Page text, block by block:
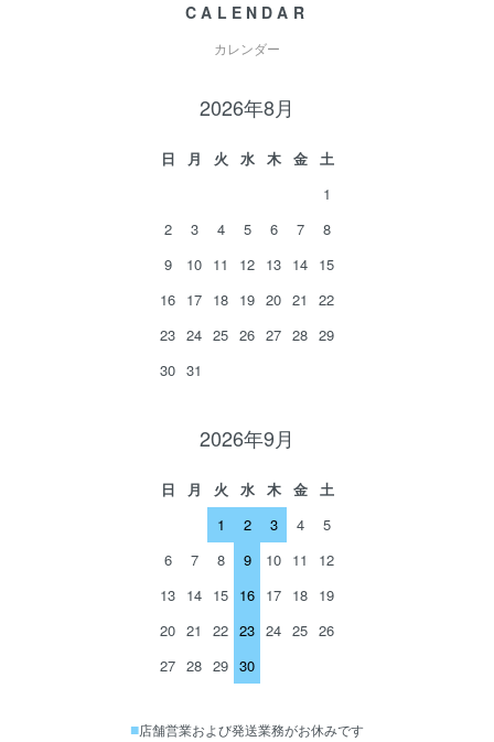
CALENDAR
カレンダー
2026年8月
日 月 火 水 木 金
土
1
2
3 4 5 6 7
8
9
10 11 12 13 14 15
16 17 18 19 20 21
22
23 24 25 26 27 28 29
30 31
2026年9月
日 月 火 水 木 金
土
1
2 3 4
5
6
7 8 9 10 11
12
13 14 15 16 17 18 19
20 21 22 23 24 25 26
27 28 29 30
■店舗営業および発送業務がお休みです